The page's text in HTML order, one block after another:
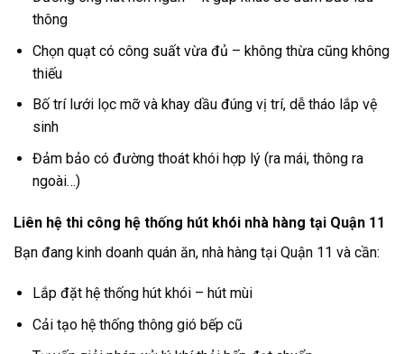
thông
Chọn quạt có công suất vừa đủ – không thừa cũng không
thiếu
Bố trí lưới lọc mỡ và khay dầu đúng vị trí, dễ tháo lắp vệ
sinh
Đảm bảo có đường thoát khói hợp lý (ra mái, thông ra
ngoài…)
Liên hệ thi công hệ thống hút khói nhà hàng tại Quận 11
Bạn đang kinh doanh quán ăn, nhà hàng tại Quận 11 và cần:
Lắp đặt hệ thống hút khói – hút mùi
Cải tạo hệ thống thông gió bếp cũ